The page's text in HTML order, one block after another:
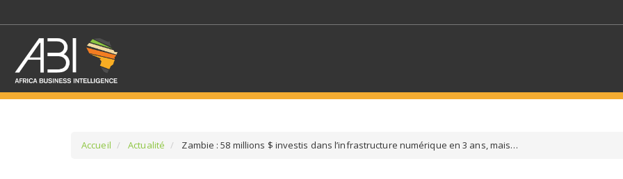
Accueil Actualité Zambie : 58 millions $ investis dans l’infrastructure numérique en 3 ans, mais…